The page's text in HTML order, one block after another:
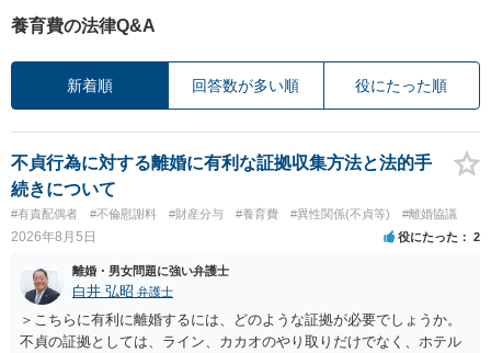
養育費の法律Q&A
新着順 回答数が多い順 役にたった順
不貞行為に対する離婚に有利な証拠収集方法と法的手
続きについて
#有責配偶者 #不倫慰謝料 #財産分与 #養育費 #異性関係(不貞等) #離婚協議
2026年8月5日 役にたった 2
離婚・男女問題に強い弁護士
白井 弘昭 弁護士
＞こちらに有利に離婚するには、どのような証拠が必要でしょうか。
不貞の証拠としては、ライン、カカオのやり取りだけでなく、ホテル